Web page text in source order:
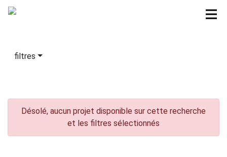
filtres
Désolé, aucun projet disponible sur cette recherche
et les filtres sélectionnés